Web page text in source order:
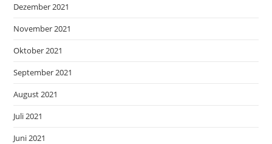
Dezember 2021
November 2021
Oktober 2021
September 2021
August 2021
Juli 2021
Juni 2021